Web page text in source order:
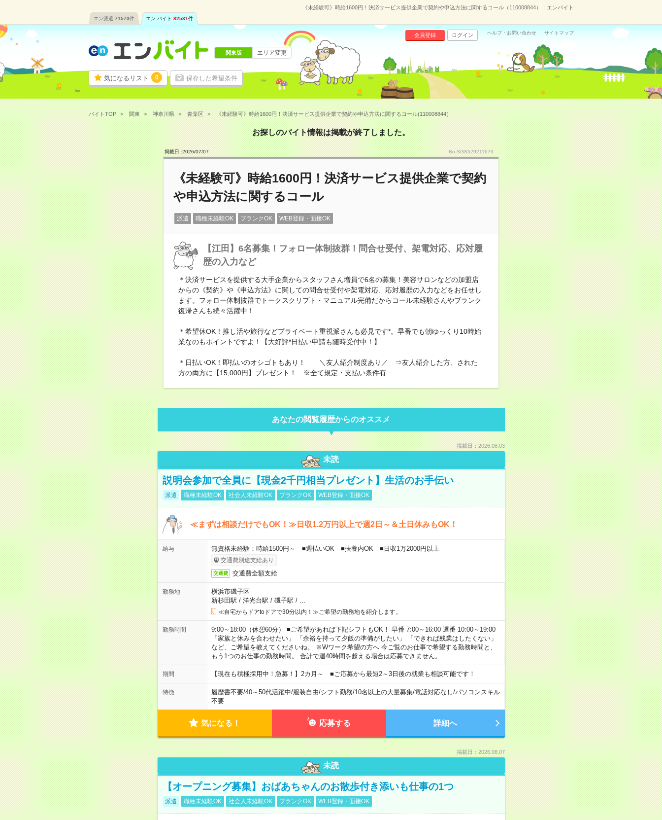
《未経験可》時給1600円！決済サービス提供企業で契約や申込方法に関するコール（110008844）｜エンバイト
エン派遣 71573件 エン バイト 82531件
気になるリスト 0 保存した希望条件
会員登録 ログイン ヘルプ・お問い合わせ サイトマップ
関東版 エリア変更
バイトTOP 関東 神奈川県 青葉区 《未経験可》時給1600円！決済サービス提供企業で契約や申込方法に関するコール(110008844）
お探しのバイト情報は掲載が終了しました。
掲載日 :2026/07/07 No.SGS529211679
《未経験可》時給1600円！決済サービス提供企業で契約
や申込方法に関するコール
派遣 職種未経験OK ブランクOK WEB登録・面接OK
【江田】6名募集！フォロー体制抜群！問合せ受付、架電対応、応対履
歴の入力など
＊決済サービスを提供する大手企業からスタッフさん増員で6名の募集！美容サロンなどの加盟店
からの《契約》や《申込方法》に関しての問合せ受付や架電対応、応対履歴の入力などをお任せし
ます。フォロー体制抜群でトークスクリプト・マニュアル完備だからコール未経験さんやブランク
復帰さんも続々活躍中！
＊希望休OK！推し活や旅行などプライベート重視派さんも必見です*。早番でも朝ゆっくり10時始
業なのもポイントですよ！【大好評*日払い申請も随時受付中！】
＊日払いOK！即払いのオシゴトもあり！ ＼友人紹介制度あり／ ⇒友人紹介した方、された
方の両方に【15,000円】プレゼント！ ※全て規定・支払い条件有
あなたの閲覧履歴からのオススメ
掲載日：2026.08.03
未読
説明会参加で全員に【現金2千円相当プレゼント】生活のお手伝い
派遣 職種未経験OK 社会人未経験OK ブランクOK WEB登録・面接OK
≪まずは相談だけでもOK！≫日収1.2万円以上で週2日～＆土日休みもOK！
給与 無資格未経験：時給1500円～ ■週払いOK ■扶養内OK ■日収1万2000円以上
交通費別途支給あり
交通費 交通費全額支給
勤務地
横浜市磯子区
新杉田駅 / 洋光台駅 / 磯子駅 /
≪自宅からドアtoドアで30分以内！≫ご希望の勤務地を紹介します。
勤務時間
9:00～18:00（休憩60分） ■ご希望があれば下記シフトもOK！ 早番 7:00～16:00 遅番 10:00～19:00
「家族と休みを合わせたい」 「余裕を持って夕飯の準備がしたい」 「できれば残業はしたくない」
など、ご希望を教えてくださいね。 ※Wワーク希望の方へ 今ご覧のお仕事で希望する勤務時間と、
もう1つのお仕事の勤務時間。 合計で週40時間を超える場合は応募できません。
期間 【現在も積極採用中！急募！】2カ月～ ■ご応募から最短2～3日後の就業も相談可能です！
特徴 履歴書不要/40～50代活躍中/服装自由/シフト勤務/10名以上の大量募集/電話対応なし/パソコンスキル
不要
気になる！ 応募する 詳細へ
掲載日：2026.08.07
未読
【オープニング募集】おばあちゃんのお散歩付き添いも仕事の1つ
派遣 職種未経験OK 社会人未経験OK ブランクOK WEB登録・面接OK